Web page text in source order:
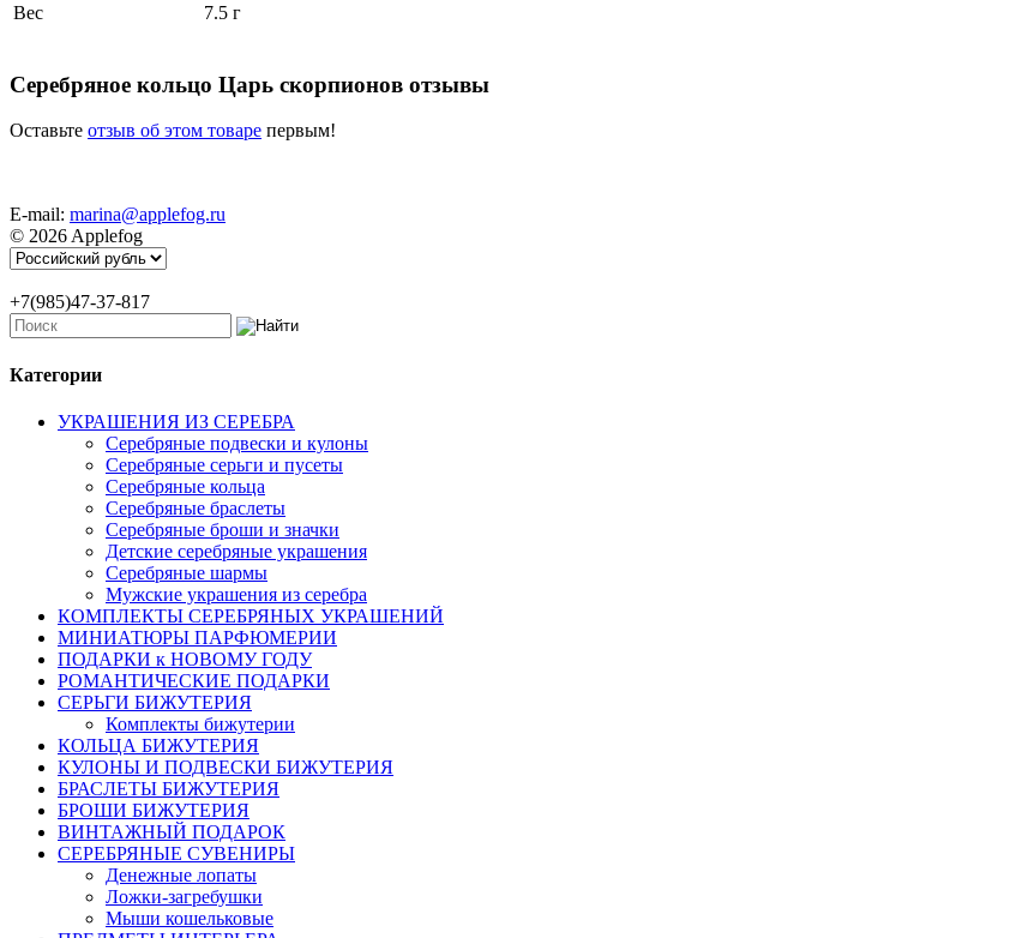
Вес
7.5 г
Серебряное кольцо Царь скорпионов отзывы
Оставьте отзыв об этом товаре первым!
E-mail: marina@applefog.ru
© 2026 Applefog
+7(985)47-37-817
Категории
УКРАШЕНИЯ ИЗ СЕРЕБРА
Серебряные подвески и кулоны
Серебряные серьги и пусеты
Серебряные кольца
Серебряные браслеты
Серебряные броши и значки
Детские серебряные украшения
Серебряные шармы
Мужские украшения из серебра
КОМПЛЕКТЫ СЕРЕБРЯНЫХ УКРАШЕНИЙ
МИНИАТЮРЫ ПАРФЮМЕРИИ
ПОДАРКИ к НОВОМУ ГОДУ
РОМАНТИЧЕСКИЕ ПОДАРКИ
СЕРЬГИ БИЖУТЕРИЯ
Комплекты бижутерии
КОЛЬЦА БИЖУТЕРИЯ
КУЛОНЫ И ПОДВЕСКИ БИЖУТЕРИЯ
БРАСЛЕТЫ БИЖУТЕРИЯ
БРОШИ БИЖУТЕРИЯ
ВИНТАЖНЫЙ ПОДАРОК
СЕРЕБРЯНЫЕ СУВЕНИРЫ
Денежные лопаты
Ложки-загребушки
Мыши кошельковые